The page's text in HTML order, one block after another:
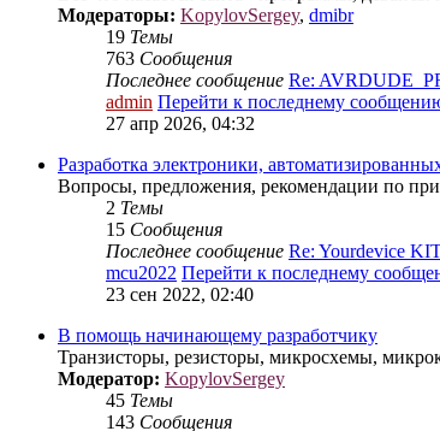
Модераторы: KopylovSergey, dmibr
19 Темы
763 Сообщения
Последнее сообщение Re:
admin Перейти к последнему
27 апр 2026, 04:32
Разработка электроники,
Вопросы, предложения, рекомендации по
2 Темы
15 Сообщения
Последнее сообщение Re: Yourdevice
mcu2022 Перейти к последнему
23 сен 2022, 02:40
В помощь начинающему разработчику
Транзисторы, резисторы, микросхемы,
Модератор: KopylovSergey
45 Темы
143 Сообщения